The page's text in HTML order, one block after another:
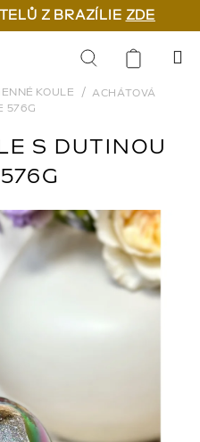
Z BRAZÍLIE ZDE
Hledat
KOULE
ACHÁTOVÁ
576G
S DUTINOU